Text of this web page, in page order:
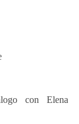
con Elena